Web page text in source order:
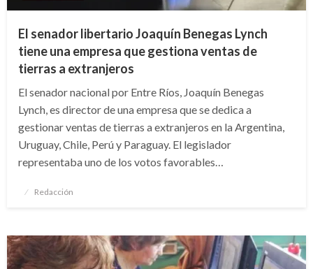
El senador libertario Joaquín Benegas Lynch
tiene una empresa que gestiona ventas de
tierras a extranjeros
El senador nacional por Entre Ríos, Joaquín Benegas
Lynch, es director de una empresa que se dedica a
gestionar ventas de tierras a extranjeros en la Argentina,
Uruguay, Chile, Perú y Paraguay. El legislador
representaba uno de los votos favorables…
Publicado
Redacción